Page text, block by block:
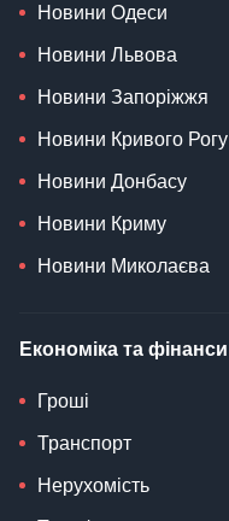
Новини Одеси
Новини Львова
Новини Запоріжжя
Новини Кривого Рогу
Новини Донбасу
Новини Криму
Новини Миколаєва
Економіка та фінанси
Гроші
Транспорт
Нерухомість